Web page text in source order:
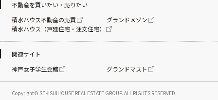
Copyright© SEKISUIHOUSE REAL ESTATE GROUP. ALL RIGHTS RESERVED.
不動産を買いたい・売りたい
積水ハウス不動産の売買
グランドメゾン
積水ハウス（戸建住宅・注文住宅）
関連サイト
神戸女子学生会館
グランドマスト